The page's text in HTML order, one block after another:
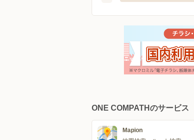
ONE COMPATHのサービス
Mapion